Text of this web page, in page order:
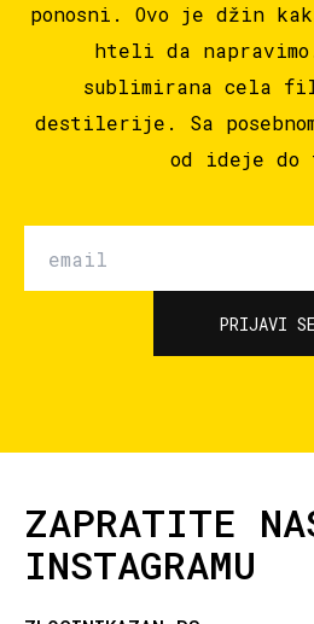
ponosni. Ovo je džin
hteli da
sublimirana cela
destilerije. Sa
od ideje do
ZAPRATITE
INSTAGRAMU